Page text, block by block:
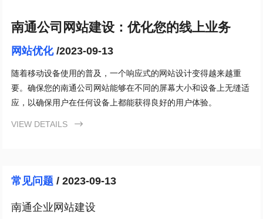
南通公司网站建设：优化您的线上业务
网站优化 /2023-09-13
随着移动设备使用的普及，一个响应式的网站设计变得越来越重
要。确保您的南通公司网站能够在不同的屏幕大小和设备上无缝适
应，以确保用户在任何设备上都能获得良好的用户体验。
VIEW DETAILS 
常见问题 / 2023-09-13
南通企业网站建设